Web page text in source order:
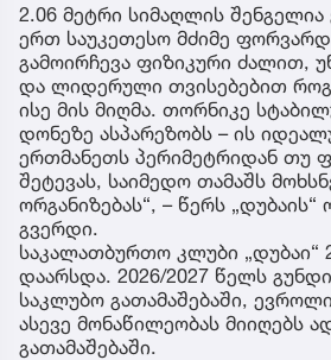
2.06 მეტრი სიმაღლის
ერთ საუკეთესო მძიმე
გამოირჩევა ფიზიკური ძალით,
და ლიდერული თვისებებით
ისე მის მიღმა. თორნიკე
დონეზე ასპარეზობს – ის
ერთმანეთს პერიმეტრიდან თუ
შეტევას, საიმედო თამაშს
ორგანიზებას“, – წერს
გვერდი.
საკალათბურთო კლუბი „დუბაი“
დაარსდა. 2026/2027 წელს
საკლუბო გათამაშებაში,
ასევე მონაწილეობას მიიღებს
გათამაშებაში.